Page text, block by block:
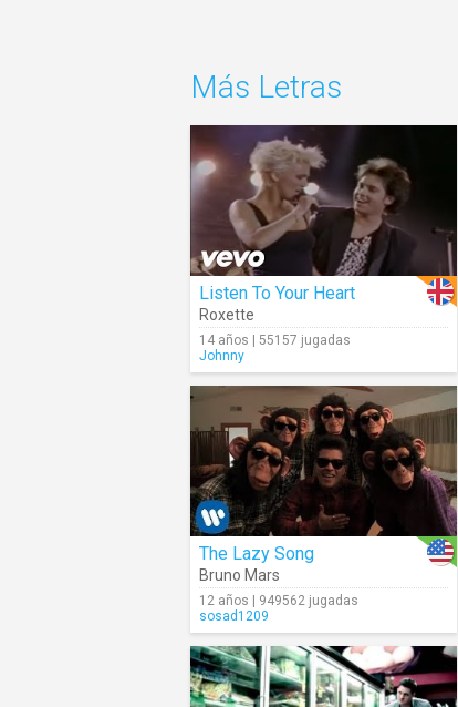
Más Letras
Listen To Your Heart
Roxette
14 años | 55157 jugadas
Johnny
The Lazy Song
Bruno Mars
12 años | 949562 jugadas
sosad1209